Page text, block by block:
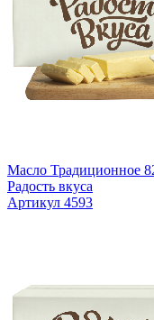
Масло Традиционное
Радость вкуса
Артикул 4593